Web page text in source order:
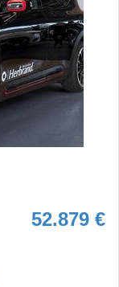
52.879 €